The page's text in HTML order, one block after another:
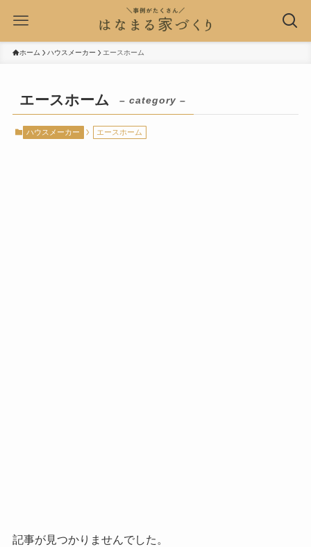
ホーム ハウスメーカー エースホーム
エースホーム – category –
ハウスメーカー エースホーム
記事が見つかりませんでした。